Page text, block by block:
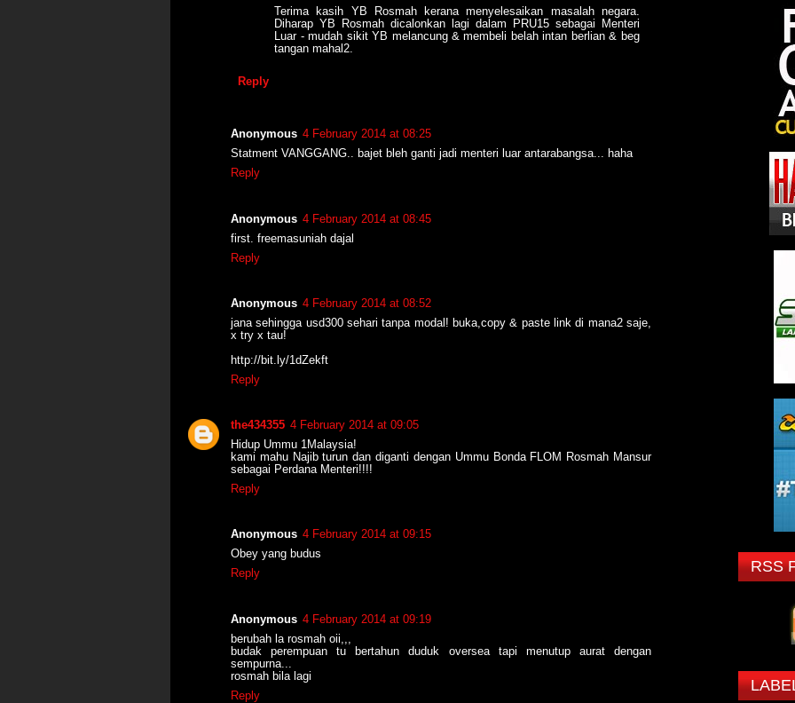
Terima kasih YB Rosmah kerana menyelesaikan masalah negara.
Diharap YB Rosmah dicalonkan lagi dalam PRU15 sebagai Menteri
Luar - mudah sikit YB melancung & membeli belah intan berlian & beg
tangan mahal2.
Reply
Anonymous 4 February 2014 at 08:25
Statment VANGGANG.. bajet bleh ganti jadi menteri luar antarabangsa... haha
Reply
Anonymous 4 February 2014 at 08:45
first. freemasuniah dajal
Reply
Anonymous 4 February 2014 at 08:52
jana sehingga usd300 sehari tanpa modal! buka,copy & paste link di mana2 saje,
x try x tau!
http://bit.ly/1dZekft
Reply
the434355 4 February 2014 at 09:05
Hidup Ummu 1Malaysia!
kami mahu Najib turun dan diganti dengan Ummu Bonda FLOM Rosmah Mansur
sebagai Perdana Menteri!!!!
Reply
Anonymous 4 February 2014 at 09:15
Obey yang budus
Reply
Anonymous 4 February 2014 at 09:19
berubah la rosmah oii,,,
budak perempuan tu bertahun duduk oversea tapi menutup aurat dengan
sempurna...
rosmah bila lagi
Reply
RSS